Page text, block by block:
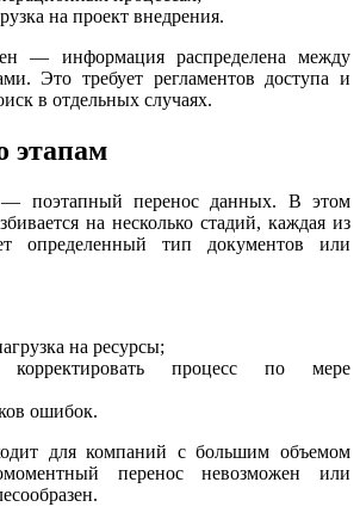
на проект внедрения.
— информация распределена между
Это требует регламентов доступа и
в отдельных случаях.
этапам
поэтапный перенос данных. В этом
на несколько стадий, каждая из
определенный тип документов или
на ресурсы;
корректировать процесс по мере
ошибок.
для компаний с большим объемом
перенос невозможен или